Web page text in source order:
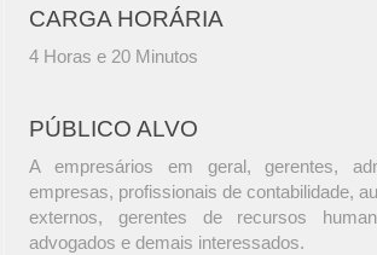
CARGA HORÁRIA
4 Horas e 20 Minutos
PÚBLICO ALVO
A empresários em geral, gerentes,
empresas, profissionais de contabilidade,
externos, gerentes de recursos
advogados e demais interessados.